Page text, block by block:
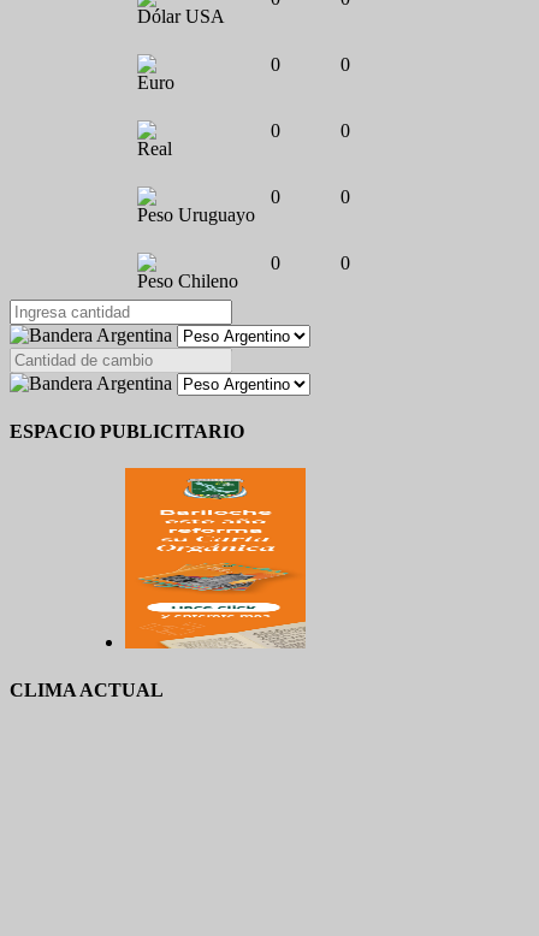
Dólar USA
Euro
0 0
Real
0 0
Peso Uruguayo
0 0
Peso Chileno
0 0
ESPACIO PUBLICITARIO
CLIMA ACTUAL